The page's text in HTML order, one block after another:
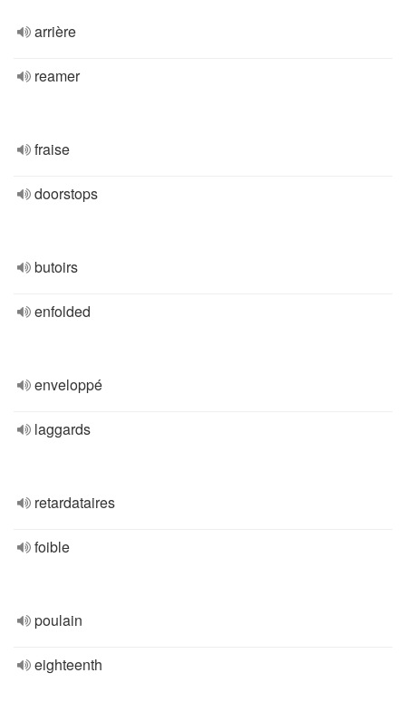
arrière
reamer
fraise
doorstops
butoirs
enfolded
enveloppé
laggards
retardataires
foible
poulain
eighteenth